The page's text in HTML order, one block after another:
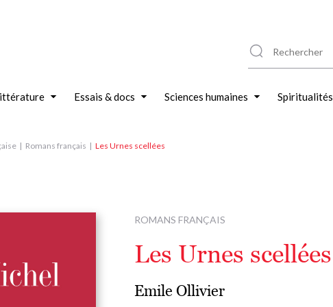
Essais & docs Sciences humaines Spiritualités
Romans français Les Urnes scellées
ROMANS FRANÇAIS
Les Urnes scellées
Emile Ollivier